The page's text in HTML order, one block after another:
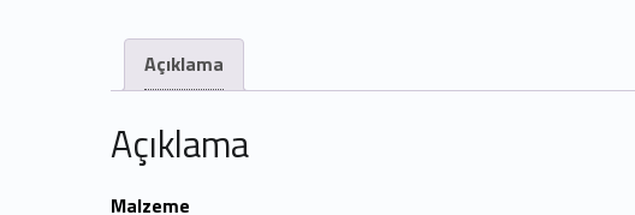
Açıklama
Açıklama
Malzeme